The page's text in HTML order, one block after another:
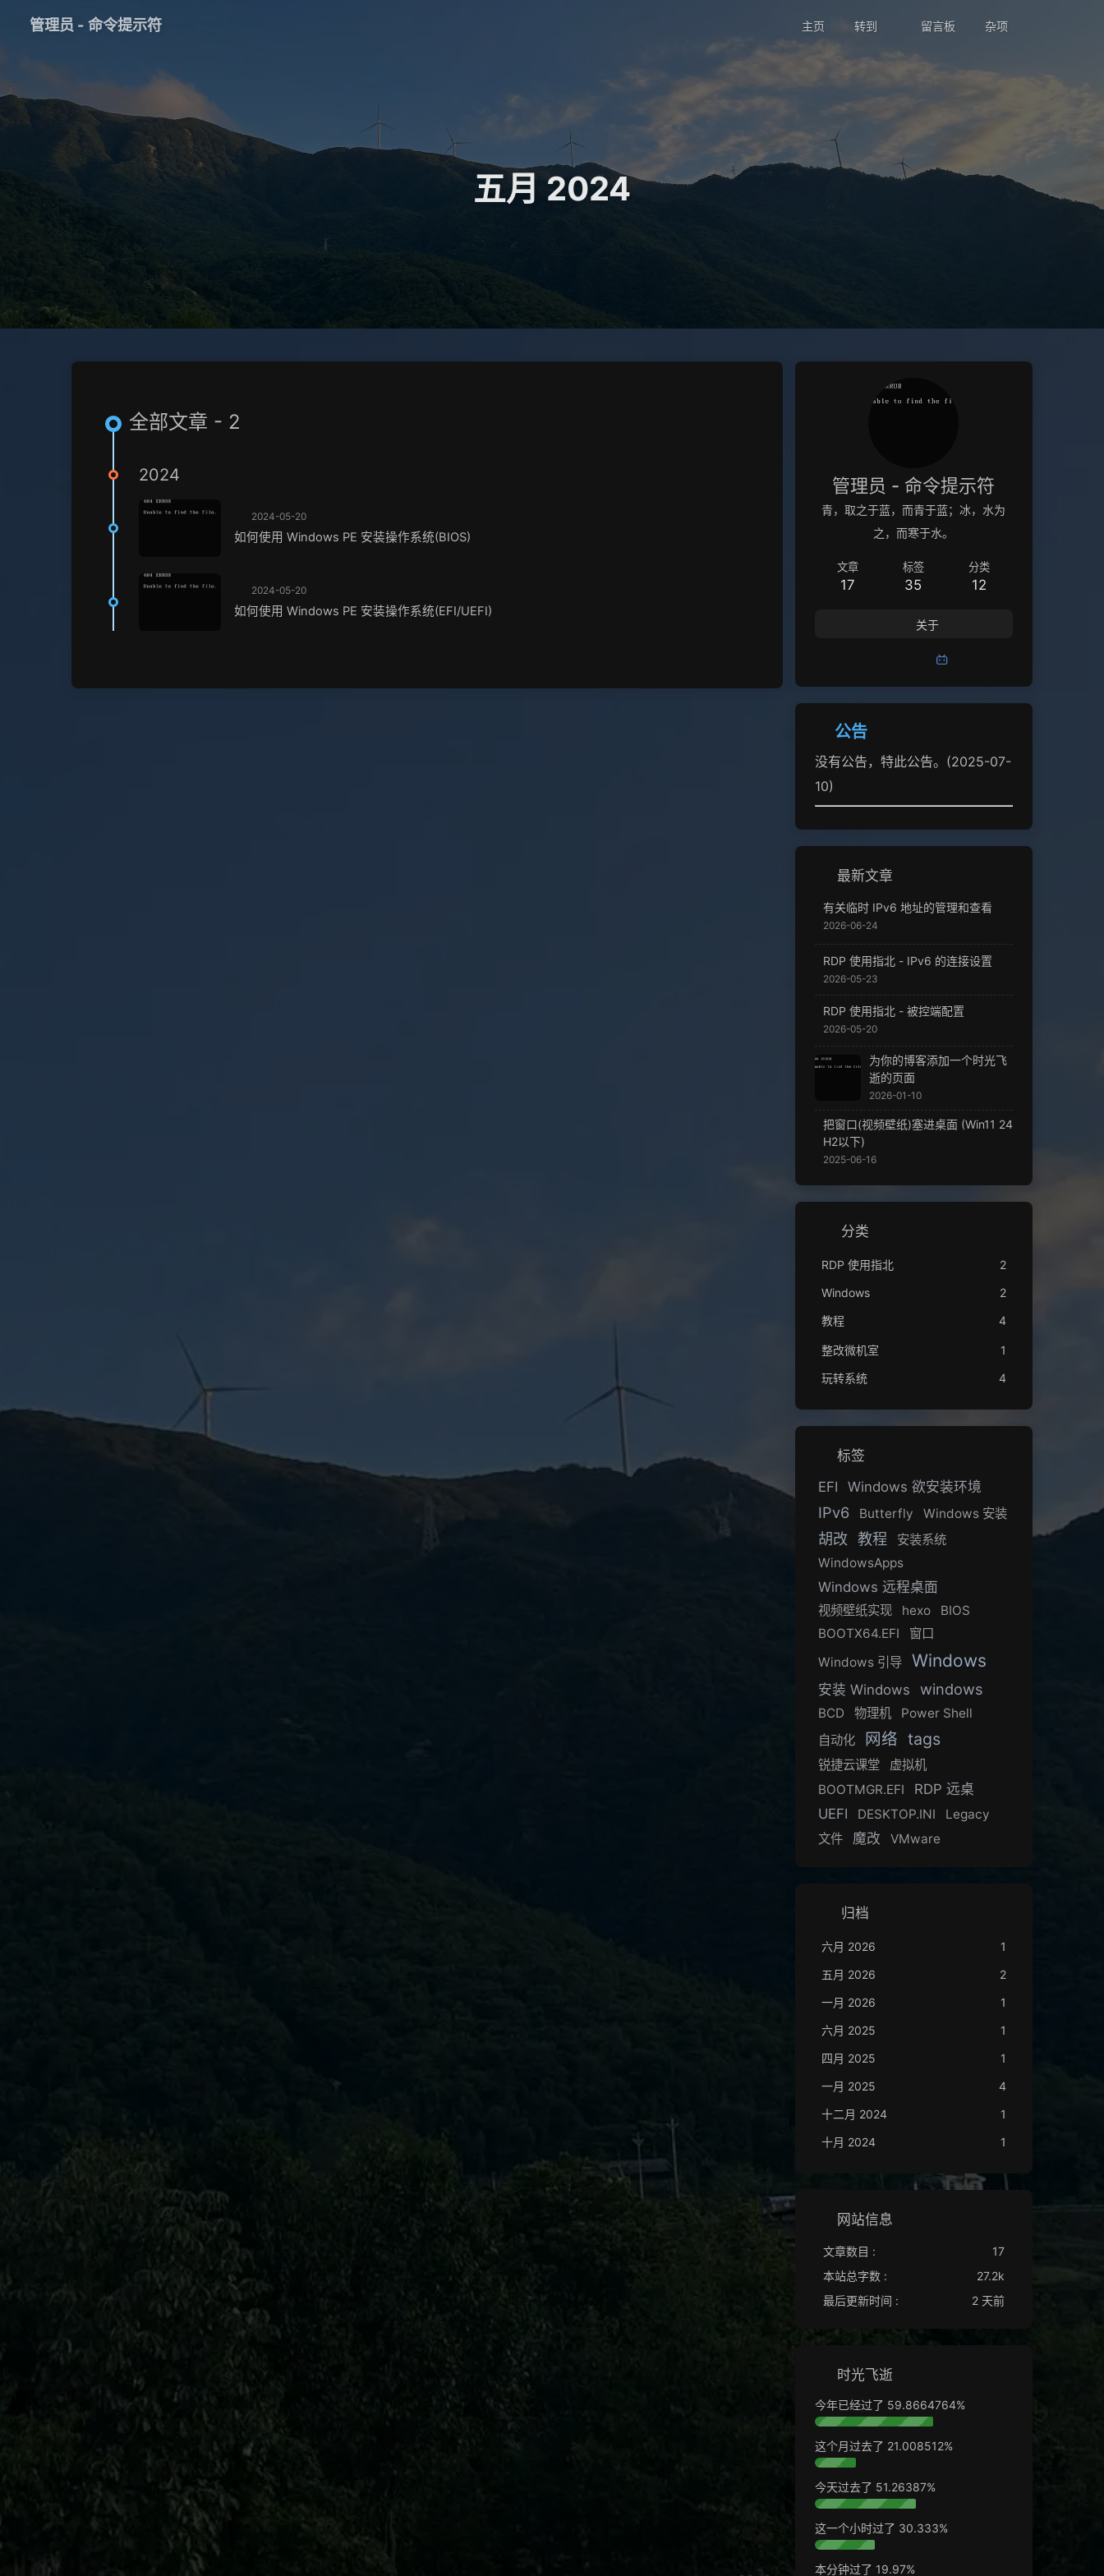
管理员 - 命令提示符 主页 转到 留言板 杂项
五月 2024
全部文章 - 2
2024
2024-05-20
如何使用 Windows PE 安装操作系统(BIOS)
2024-05-20
如何使用 Windows PE 安装操作系统(EFI/UEFI)
管理员 - 命令提示符
青，取之于蓝，而青于蓝；冰，水为
之，而寒于水。
文章
17
标签
35
分类
12
关于
公告
没有公告，特此公告。(2025-07-
10)
最新文章
有关临时 IPv6 地址的管理和查看
2026-06-24
RDP 使用指北 - IPv6 的连接设置
2026-05-23
RDP 使用指北 - 被控端配置
2026-05-20
为你的博客添加一个时光飞
逝的页面
2026-01-10
把窗口(视频壁纸)塞进桌面 (Win11 24
H2以下)
2025-06-16
分类
RDP 使用指北
2
Windows
2
教程
4
整改微机室
1
玩转系统
4
标签
EFI
Windows 欲安装环境
IPv6 Butterfly Windows 安装
胡改 教程
安装系统
WindowsApps
Windows 远程桌面
视频壁纸实现 hexo
BIOS
BOOTX64.EFI
窗口
Windows 引导
Windows
安装 Windows windows
BCD 物理机
Power Shell
自动化
网络 tags
锐捷云课堂
虚拟机
BOOTMGR.EFI
RDP 远桌
UEFI
DESKTOP.INI
Legacy
文件
魔改 VMware
归档
六月 2026
1
五月 2026
2
一月 2026
1
六月 2025
1
四月 2025
1
一月 2025
4
十二月 2024
1
十月 2024
1
网站信息
文章数目 :
17
本站总字数 :
27.2k
最后更新时间 :
2 天前
时光飞逝
今年已经过了 59.8664817%
这个月过去了 21.008575%
今天过去了 51.26583%
这一个小时过了 30.380%
本分钟过了 22.80%